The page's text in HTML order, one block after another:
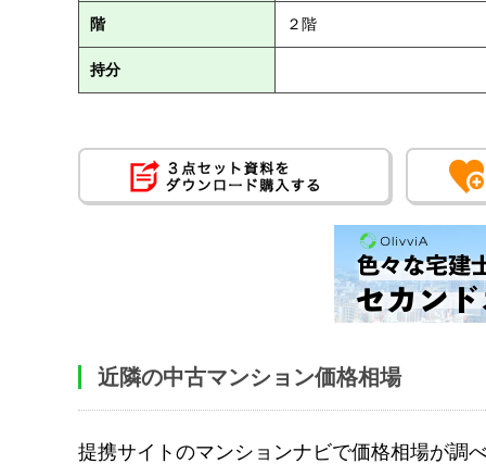
階 ２階
持分
近隣の中古マンション価格相場
提携サイトのマンションナビで価格相場が調